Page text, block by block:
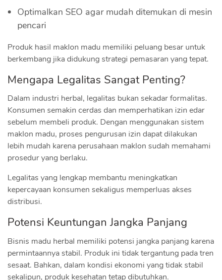
Optimalkan SEO agar mudah ditemukan di mesin
pencari
Produk hasil maklon madu memiliki peluang besar untuk
berkembang jika didukung strategi pemasaran yang tepat.
Mengapa Legalitas Sangat Penting?
Dalam industri herbal, legalitas bukan sekadar formalitas.
Konsumen semakin cerdas dan memperhatikan izin edar
sebelum membeli produk. Dengan menggunakan sistem
maklon madu, proses pengurusan izin dapat dilakukan
lebih mudah karena perusahaan maklon sudah memahami
prosedur yang berlaku.
Legalitas yang lengkap membantu meningkatkan
kepercayaan konsumen sekaligus memperluas akses
distribusi.
Potensi Keuntungan Jangka Panjang
Bisnis madu herbal memiliki potensi jangka panjang karena
permintaannya stabil. Produk ini tidak tergantung pada tren
sesaat. Bahkan, dalam kondisi ekonomi yang tidak stabil
sekalipun, produk kesehatan tetap dibutuhkan.